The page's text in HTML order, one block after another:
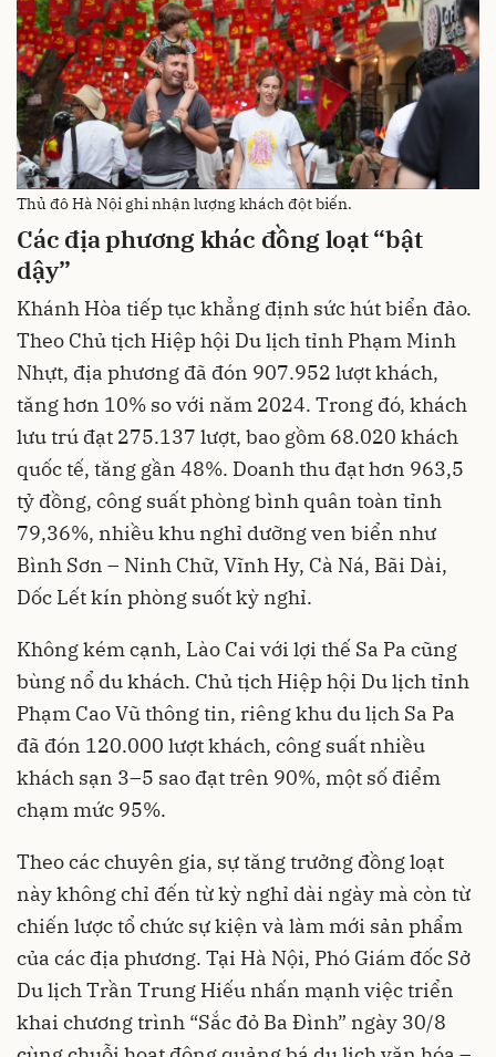
Thủ đô Hà Nội ghi nhận lượng khách đột biến.
Các địa phương khác đồng loạt “bật
dậy”
Khánh Hòa tiếp tục khẳng định sức hút biển đảo.
Theo Chủ tịch Hiệp hội Du lịch tỉnh Phạm Minh
Nhựt, địa phương đã đón 907.952 lượt khách,
tăng hơn 10% so với năm 2024. Trong đó, khách
lưu trú đạt 275.137 lượt, bao gồm 68.020 khách
quốc tế, tăng gần 48%. Doanh thu đạt hơn 963,5
tỷ đồng, công suất phòng bình quân toàn tỉnh
79,36%, nhiều khu nghỉ dưỡng ven biển như
Bình Sơn – Ninh Chữ, Vĩnh Hy, Cà Ná, Bãi Dài,
Dốc Lết kín phòng suốt kỳ nghỉ.
Không kém cạnh, Lào Cai với lợi thế Sa Pa cũng
bùng nổ du khách. Chủ tịch Hiệp hội Du lịch tỉnh
Phạm Cao Vũ thông tin, riêng khu du lịch Sa Pa
đã đón 120.000 lượt khách, công suất nhiều
khách sạn 3–5 sao đạt trên 90%, một số điểm
chạm mức 95%.
Theo các chuyên gia, sự tăng trưởng đồng loạt
này không chỉ đến từ kỳ nghỉ dài ngày mà còn từ
chiến lược tổ chức sự kiện và làm mới sản phẩm
của các địa phương. Tại Hà Nội, Phó Giám đốc Sở
Du lịch Trần Trung Hiếu nhấn mạnh việc triển
khai chương trình “Sắc đỏ Ba Đình” ngày 30/8